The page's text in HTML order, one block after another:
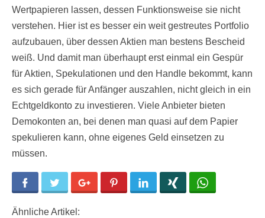
Wertpapieren lassen, dessen Funktionsweise sie nicht
verstehen. Hier ist es besser ein weit gestreutes Portfolio
aufzubauen, über dessen Aktien man bestens Bescheid
weiß. Und damit man überhaupt erst einmal ein Gespür
für Aktien, Spekulationen und den Handle bekommt, kann
es sich gerade für Anfänger auszahlen, nicht gleich in ein
Echtgeldkonto zu investieren. Viele Anbieter bieten
Demokonten an, bei denen man quasi auf dem Papier
spekulieren kann, ohne eigenes Geld einsetzen zu
müssen.
Facebook Twitter Google+ Pinterest LinkedIn
Ähnliche Artikel: